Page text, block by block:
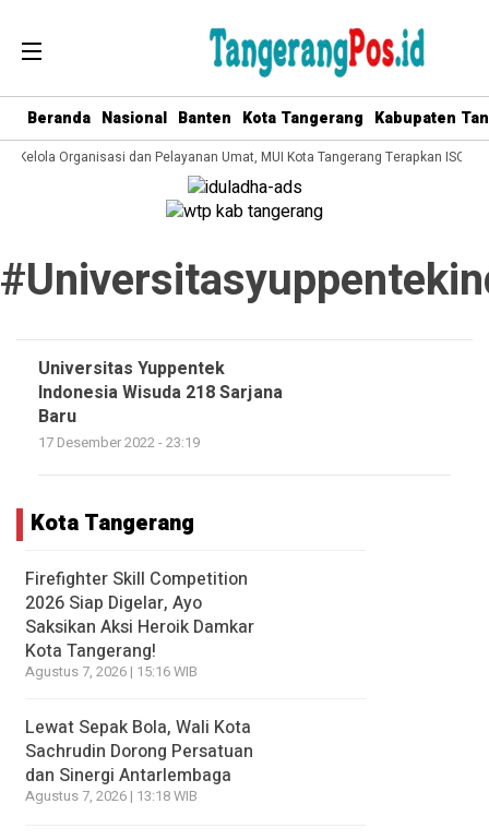
Beranda Nasional Banten Kota Tangerang Kabupaten
Kelola Organisasi dan Pelayanan Umat, MUI Kota Tangerang Terapkan ISO
Universitas Yuppentek
Indonesia Wisuda 218 Sarjana
Baru
17 Desember 2022 - 23:19
Kota Tangerang
Firefighter Skill Competition
2026 Siap Digelar, Ayo
Saksikan Aksi Heroik Damkar
Kota Tangerang!
Agustus 7, 2026 | 15:16 WIB
Lewat Sepak Bola, Wali Kota
Sachrudin Dorong Persatuan
dan Sinergi Antarlembaga
Agustus 7, 2026 | 13:18 WIB